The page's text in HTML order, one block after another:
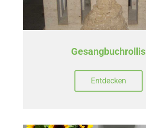
Gesangbuchrollis
Entdecken